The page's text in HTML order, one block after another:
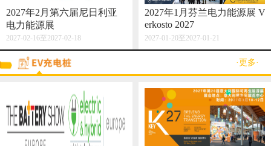
2027年2月第六届尼日利亚
电力能源展
2027-02-16至2027-02-18
2027年1月芬兰电力能源展 V
erkosto 2027
2027-01-20至2027-01-21
·更多·